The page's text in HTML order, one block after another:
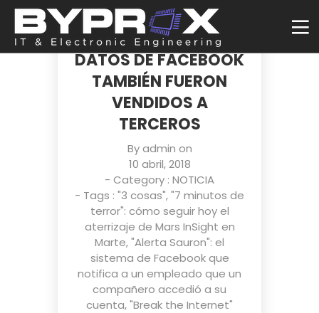
MARK ZUCKERBERG
ASEGURA QUE SUS
DATOS DE FACEBOOK
TAMBIÉN FUERON
VENDIDOS A
TERCEROS
Byadmin on
10 abril, 2018
- Category : NOTICIA
- Tags : "3 cosas","7 minutos de
terror": cómo seguir hoy el
aterrizaje de Mars InSight en
Marte,"Alerta Sauron": el
sistema de Facebook que
notifica a un empleado que un
compañero accedió a su
cuenta,"Break the Internet"